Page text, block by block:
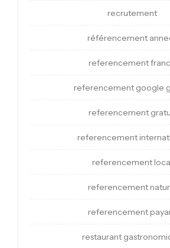
recrutement
référencement
referencement
referencement google
referencement
referencement
referencement
referencement
referencement
restaurant